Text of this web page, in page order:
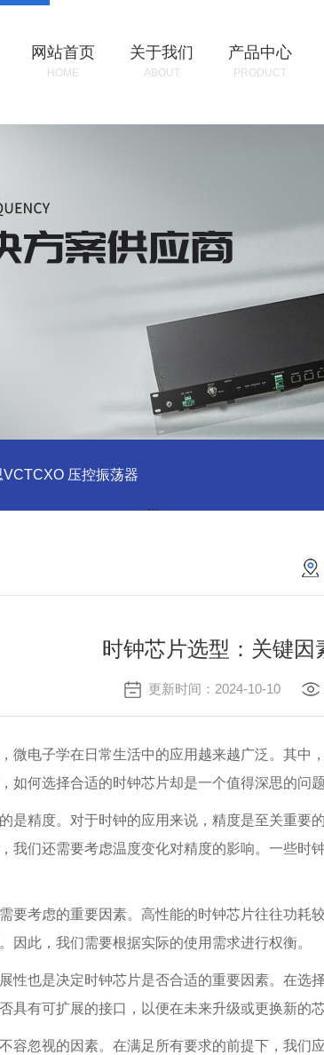
网站首页
HOME
关于我们
ABOUT
产品中心
PRODUCT
VCTCXO 压控振荡器
时钟芯片选型：关键因
更新时间：2024-10-10
微电子学在日常生活中的应用越来越广泛。其中
如何选择合适的时钟芯片却是一个值得深思的问
是精度。对于时钟的应用来说，精度是至关重要
我们还需要考虑温度变化对精度的影响。一些时
要考虑的重要因素。高性能的时钟芯片往往功耗
因此，我们需要根据实际的使用需求进行权衡。
性也是决定时钟芯片是否合适的重要因素。在选
具有可扩展的接口，以便在未来升级或更换新的
容忽视的因素。在满足所有要求的前提下，我们